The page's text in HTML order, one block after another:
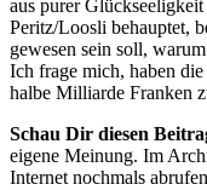
aus purer
Peritz/Loosli behauptet,
gewesen sein soll,
Ich frage mich, haben
halbe Milliarde Franken
Schau Dir diesen
eigene Meinung. Im
Internet nochmals